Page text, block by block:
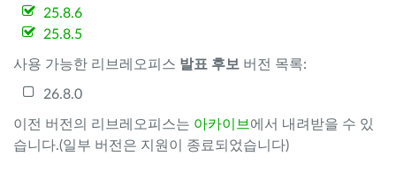
25.8.6
25.8.5
사용 가능한 리브레오피스 발표 후보 버전 목록:
26.8.0
이전 버전의 리브레오피스는 아카이브 에서 내려받을 수 있
습니다.(일부 버전은 지원이 종료되었습니다)